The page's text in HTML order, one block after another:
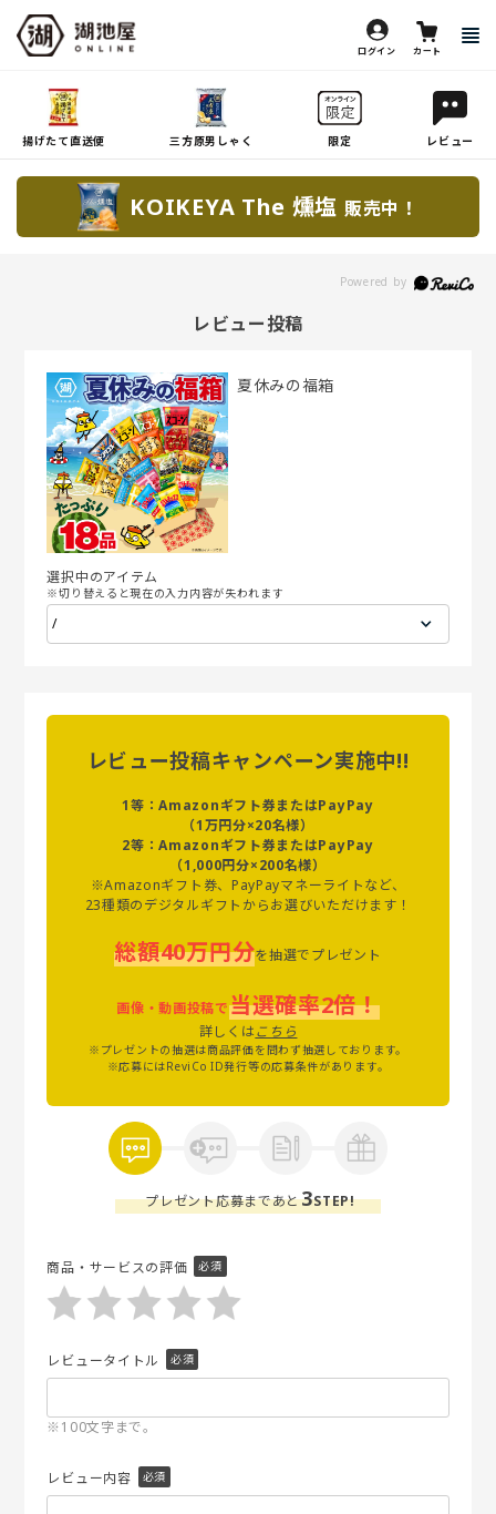
ログイン カート
揚げたて直送便 三方原男しゃく 限定 レビュー
KOIKEYA The 燻塩 販売中！
レビュー投稿
夏休みの福箱
選択中のアイテム
※切り替えると現在の入力内容が失われます
レビュー投稿キャンペーン実施中!!
1等：Amazonギフト券またはPayPay
（1万円分×20名様）
2等：Amazonギフト券またはPayPay
（1,000円分×200名様）
※Amazonギフト券、PayPayマネーライトなど、
23種類のデジタルギフトからお選びいただけます！
総額40万円分を抽選でプレゼント
画像・動画投稿で当選確率2倍！
詳しくはこちら
※プレゼントの抽選は商品評価を問わず抽選しております。
※応募にはReviCo ID発行等の応募条件があります。
プレゼント応募まであと3STEP!
商品・サービスの評価
レビュータイトル
※100文字まで。
レビュー内容